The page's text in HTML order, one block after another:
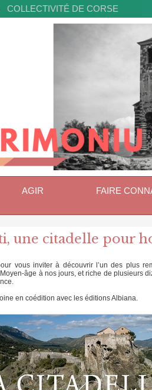
COLLECTIVITÉ DE CORSE
AGIR FAIRE
une citadelle pour
vous inviter à découvrir l’un des plus
âge à nos jours, et riche de plusieurs
en coédition avec les éditions Albiana.